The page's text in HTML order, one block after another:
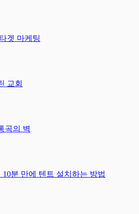
겟 마케팅
교회
곡의 벽
분 만에 텐트 설치하는 방법